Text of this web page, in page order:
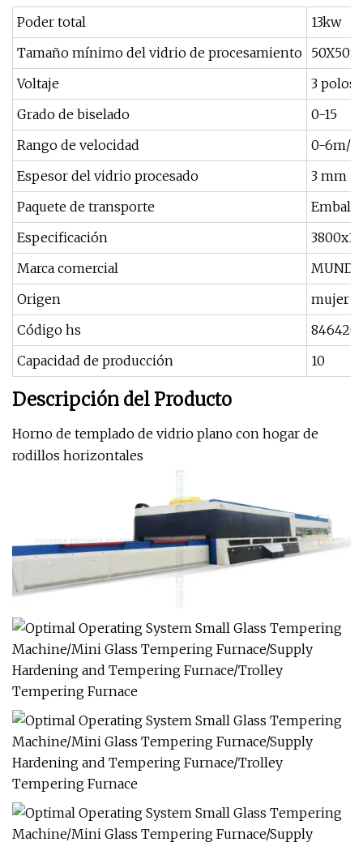
Poder total
13kw
Tamaño mínimo del vidrio de procesamiento 50X50m
Voltaje
3 polos
Grado de biselado
0-15
Rango de velocidad
0-6m/
Espesor del vidrio procesado
3 mm -
Paquete de transporte
Especificación
Marca comercial
Origen
mujer
Código hs
Capacidad de producción
10
Descripción del Producto
Horno de templado de vidrio plano con hogar de
rodillos horizontales